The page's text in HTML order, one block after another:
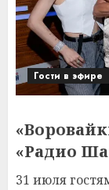
Гости в эфире
«Радио
31 июля